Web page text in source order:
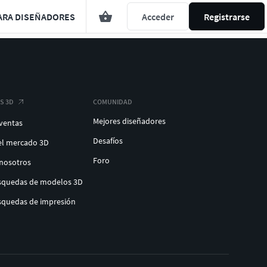
DISEÑADORES Acceder Registrarse
3D
mercado 3D
de modelos 3D
de impresión
COMUNIDAD
Mejores diseñadores
Desafíos
Foro